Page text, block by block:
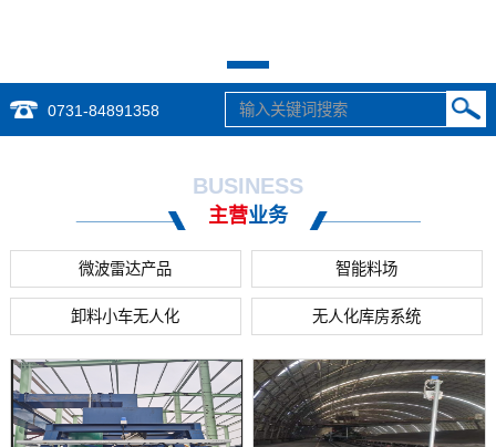
0731-84891358
BUSINESS
主营业务
微波雷达产品 智能料场
卸料小车无人化 无人化库房系统